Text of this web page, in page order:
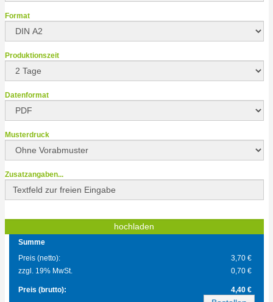
Format
Produktionszeit
Datenformat
Musterdruck
Zusatzangaben...
hochladen
Summe
Preis (netto):
3,70 €
zzgl. 19% MwSt.
0,70 €
Preis (brutto): 4,40 €